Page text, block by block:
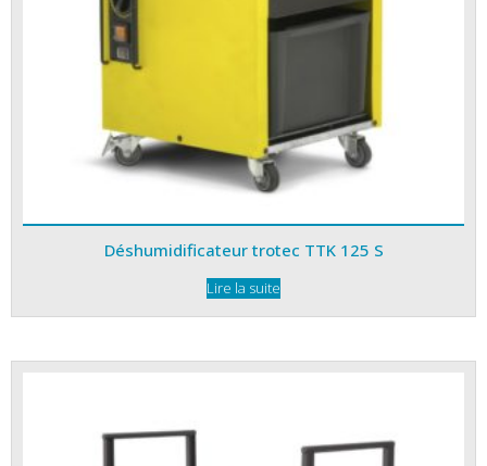
Déshumidificateur trotec TTK 125 S
Lire la suite